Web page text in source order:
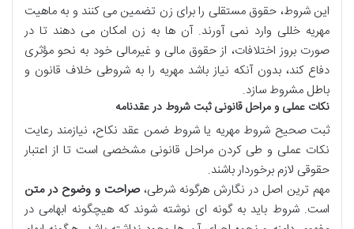
این شروط، حقوق مستقلی را برای زن تضمین می کنند و به ماهیت
مهریه خللی وارد نمی آورند. آن ها به زن امکان می دهند تا در
صورت بروز اختلافات، از حقوق مالی و غیرمالی خود به نحو مؤثری
دفاع کند، بدون آنکه نیاز باشد مهریه را به شروطی خلاف قانون و
باطل مشروط سازد.
نکات عملی و مراحل قانونی ثبت شروط در عقدنامه
ثبت صحیح شروط مهریه یا شروط ضمن عقد نکاح، نیازمند رعایت
نکات عملی و طی کردن مراحل قانونی مشخصی است تا از اعتبار
حقوقی لازم برخوردار باشند.
مهم ترین اصل در نگارش هرگونه شرطی، صراحت و وضوح در متن
است. شروط باید به گونه ای نوشته شوند که هیچگونه ابهامی در